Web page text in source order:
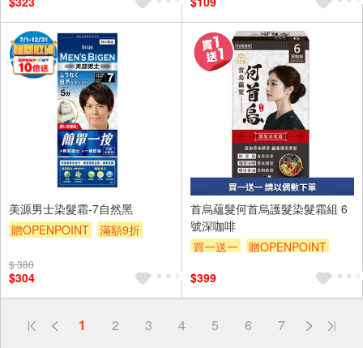
美源男士染髮霜-7自然黑
贈OPENPOINT
滿額9折
$ 380
$304
首烏蘊髮何首烏護髮染髮霜組 6
號深咖啡
買一送一
贈OPENPOINT
$399
1 2 3 4 5 6 7
偏遠地區配送